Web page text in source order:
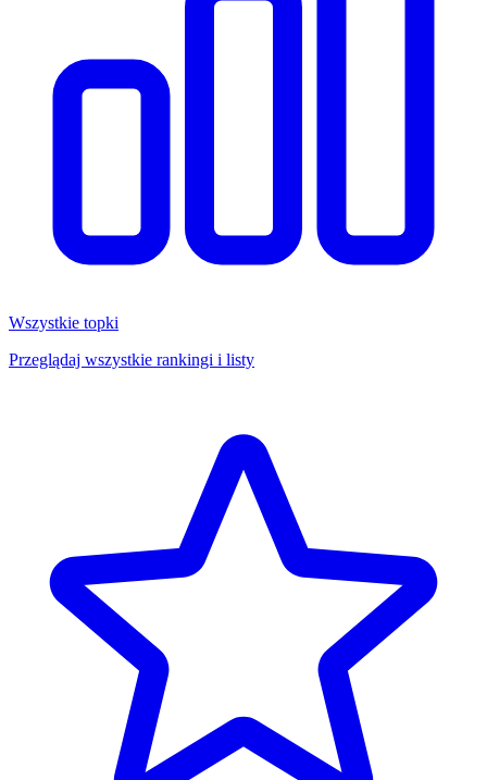
Wszystkie topki
Przeglądaj wszystkie rankingi i listy